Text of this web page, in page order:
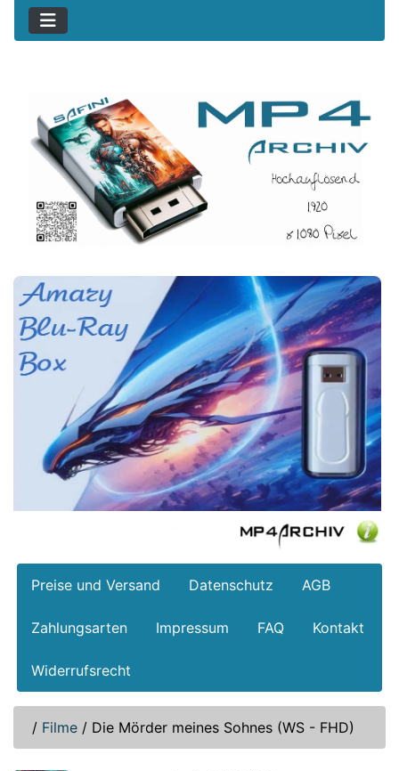
Preise und Versand Datenschutz AGB
Zahlungsarten Impressum FAQ Kontakt
Widerrufsrecht
/ Filme / Die Mörder meines Sohnes (WS - FHD)